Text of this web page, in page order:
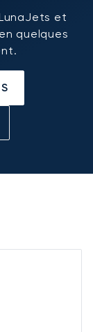
et
quelques